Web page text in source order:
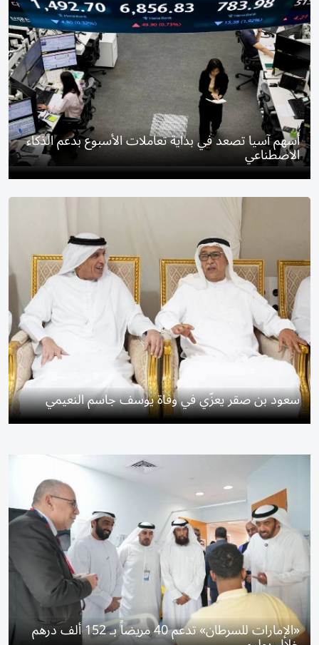
أسهم آسيا تصعد في بداية تعاملات الأسبوع بدعم الذكاء
الاصطناعي
سعود بن صقر يعزّي في وفاة يوسف جاسم النعيمي
«الإمارات للسرطان» تدعم 40 مريضاً بـ 152 ألف درهم